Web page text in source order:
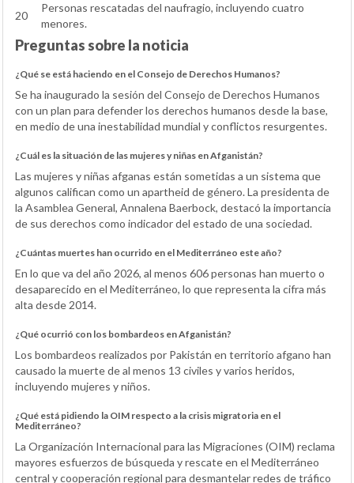
20
Personas rescatadas del naufragio, incluyendo cuatro
menores.
Preguntas sobre la noticia
¿Qué se está haciendo en el Consejo de Derechos Humanos?
Se ha inaugurado la sesión del Consejo de Derechos Humanos
con un plan para defender los derechos humanos desde la base,
en medio de una inestabilidad mundial y conflictos resurgentes.
¿Cuál es la situación de las mujeres y niñas en Afganistán?
Las mujeres y niñas afganas están sometidas a un sistema que
algunos califican como un apartheid de género. La presidenta de
la Asamblea General, Annalena Baerbock, destacó la importancia
de sus derechos como indicador del estado de una sociedad.
¿Cuántas muertes han ocurrido en el Mediterráneo este año?
En lo que va del año 2026, al menos 606 personas han muerto o
desaparecido en el Mediterráneo, lo que representa la cifra más
alta desde 2014.
¿Qué ocurrió con los bombardeos en Afganistán?
Los bombardeos realizados por Pakistán en territorio afgano han
causado la muerte de al menos 13 civiles y varios heridos,
incluyendo mujeres y niños.
¿Qué está pidiendo la OIM respecto a la crisis migratoria en el
Mediterráneo?
La Organización Internacional para las Migraciones (OIM) reclama
mayores esfuerzos de búsqueda y rescate en el Mediterráneo
central y cooperación regional para desmantelar redes de tráfico